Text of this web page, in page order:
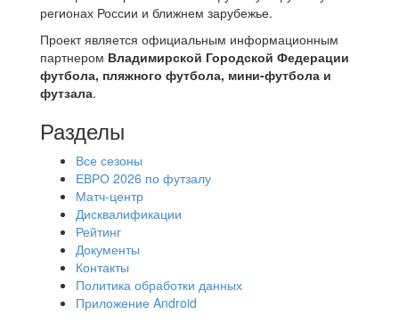
регионах России и ближнем зарубежье.
Проект является официальным информационным
партнером Владимирской Городской Федерации
футбола, пляжного футбола, мини-футбола и
футзала.
Разделы
Все сезоны
ЕВРО 2026 по футзалу
Матч-центр
Дисквалификации
Рейтинг
Документы
Контакты
Политика обработки данных
Приложение Android